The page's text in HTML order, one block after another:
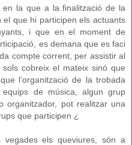
la que a la finalització de la
que hi participen els actuants
i que en el moment de
es demana que es faci
compte corrent, per assistir al
cobreix el mateix sinó que
l’organització de la trobada
de música, algun grup
organitzador, pot realitzar una
que participen ¿
vegades els queviures, són a